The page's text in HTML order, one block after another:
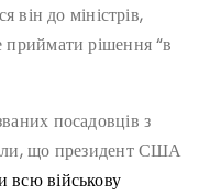
він до міністрів,
рішення “в
посадовців з
що президент США
військову